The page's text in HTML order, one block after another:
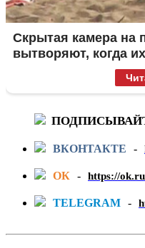
Скрытая камера
вытворяют, когда
ВКОНТАКТЕ -
ОК - https://
TELEGRAM -